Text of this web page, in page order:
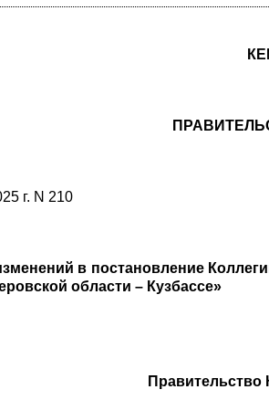
г. N 210
в постановление
области – Кузбассе»
Правительство